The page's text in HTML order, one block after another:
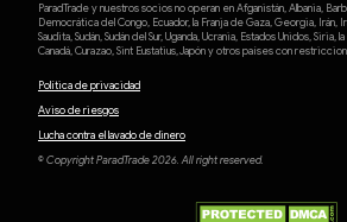
ParadTrade y nuestros socios no operan en Afganistán, Albania,
Democrática del Congo, Ecuador, la Franja de Gaza, Georgia, Irán,
Saudita, Sudán, Sudán del Sur, Uganda, Ucrania, Estados Unidos,
Canadá, Curazao, Sint Eustatius, Japón y otros países con
Política de privacidad
Aviso de riesgos
Lucha contra el lavado de dinero
© Copyright ParadTrade 2026. All right reserved.